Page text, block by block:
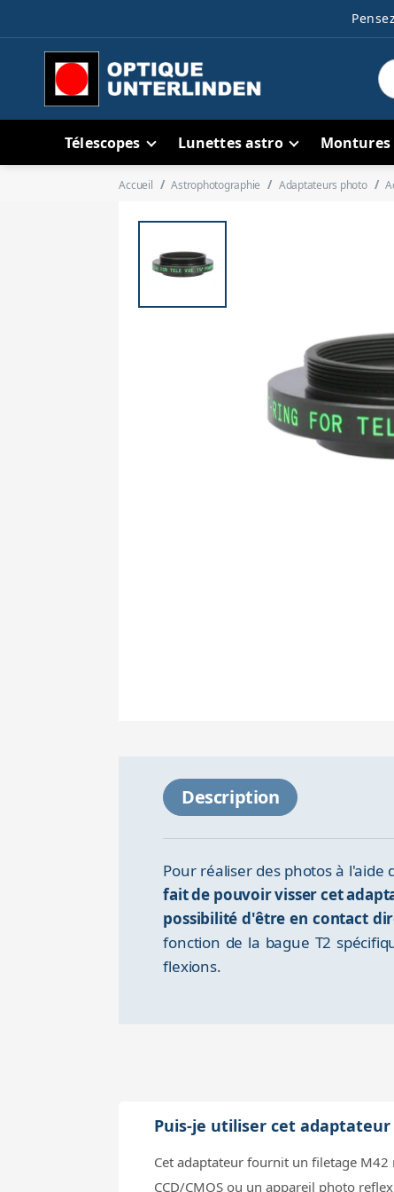
Télescopes Lunettes astro Montures
Accueil Astrophotographie Adaptateurs photo
Description
Pour réaliser des photos à l'aide
fait de pouvoir visser cet
possibilité d'être en contact
fonction de la bague T2
flexions.
Puis-je utiliser cet
Cet adaptateur fournit un filetage M42
CCD/CMOS ou un appareil photo